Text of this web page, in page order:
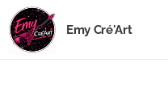
Emy Cré'Art